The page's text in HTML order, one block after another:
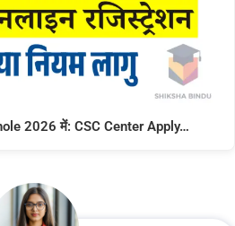
2026 में: CSC Center Apply…